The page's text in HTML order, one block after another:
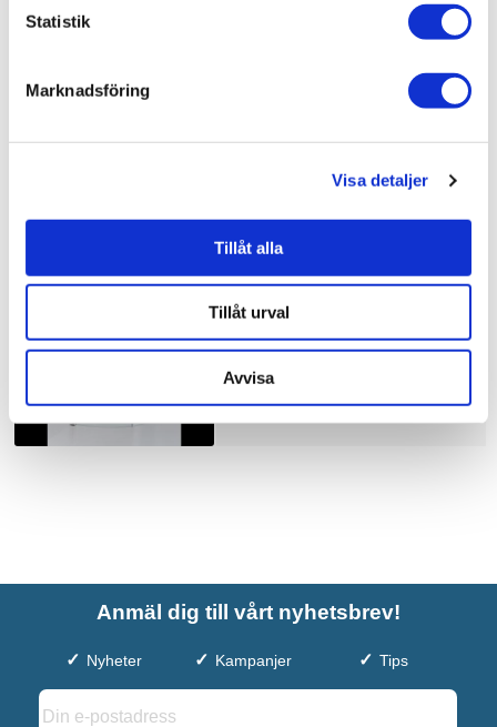
Statistik
Marknadsföring
Visa detaljer
Tillåt alla
Tillåt urval
Avvisa
Duschbyggarna Duschhörna
Corny de Luxe
10.910 kr
JUST NU!
Anmäl dig till vårt nyhetsbrev!
Nyheter Kampanjer Tips